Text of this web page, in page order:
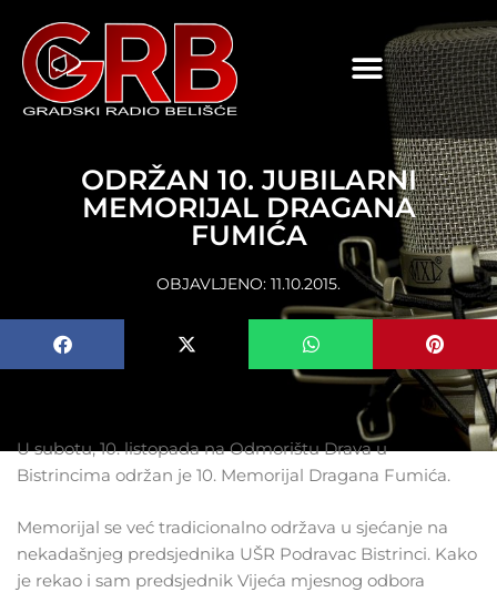
ODRŽAN 10. JUBILARNI
MEMORIJAL DRAGANA
FUMIĆA
OBJAVLJENO: 11.10.2015.
U subotu, 10. listopada na Odmorištu Drava u
Bistrincima održan je 10. Memorijal Dragana Fumića.
Memorijal se već tradicionalno održava u sjećanje na
nekadašnjeg predsjednika UŠR Podravac Bistrinci. Kako
je rekao i sam predsjednik Vijeća mjesnog odbora